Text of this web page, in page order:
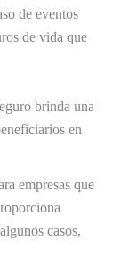
de eventos
de vida que
brinda una
en
empresas que
casos,